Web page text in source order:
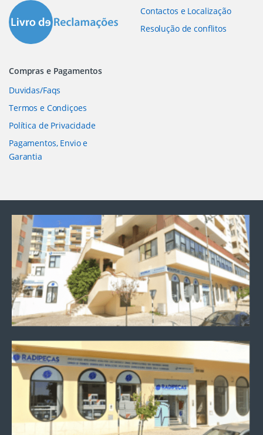
Contactos e Localização
Resolução de conflitos
Compras e Pagamentos
Duvidas/Faqs
Termos e Condiçoes
Política de Privacidade
Pagamentos, Envio e
Garantia